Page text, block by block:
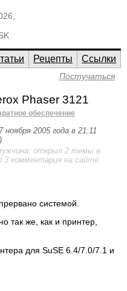
Рецепты
Ссылки
Постучаться
Phaser 3121
обеспечение
ноября 2005 года в 21:11
открыл 2 темы в
комментария на сайте.
системой.
так же, как и принтер,
для SuSE 6.4/7.0/7.1 и